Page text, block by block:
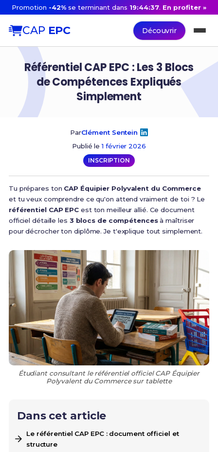
Promotion -42%se terminant dans 19:44:36. En profiter »
CAP EPC Découvrir
Référentiel CAP EPC : Les 3 Blocs
de Compétences Expliqués
Simplement
ParClément Sentein
Publié le1 février 2026
INSCRIPTION
Tu prépares ton CAP Équipier Polyvalent du Commerce
et tu veux comprendre ce qu'on attend vraiment de toi ? Le
référentiel CAP EPC est ton meilleur allié. Ce document
officiel détaille les 3 blocs de compétencesà maîtriser
pour décrocher ton diplôme. Je t'explique tout simplement.
Étudiant consultant le référentiel officiel CAP Équipier
Polyvalent du Commerce sur tablette
Dans cet article
Le référentiel CAP EPC : document officiel et
structure